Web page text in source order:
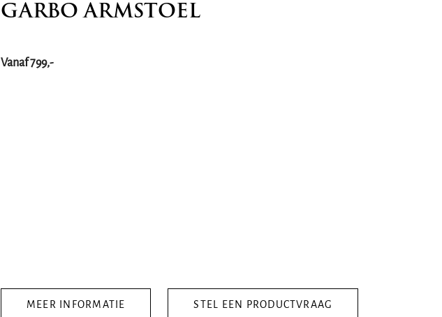
GARBO ARMSTOEL
Vanaf 799,-
MEER INFORMATIE STEL EEN PRODUCTVRAAG